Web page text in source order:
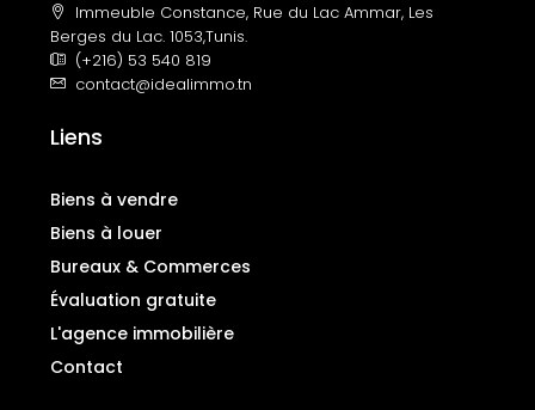
Immeuble Constance, Rue du Lac Ammar, Les
Berges du Lac. 1053,Tunis.
(+216) 53 540 819
contact@idealimmo.tn
Liens
Biens à vendre
Biens à louer
Bureaux & Commerces
Évaluation gratuite
L'agence immobilière
Contact